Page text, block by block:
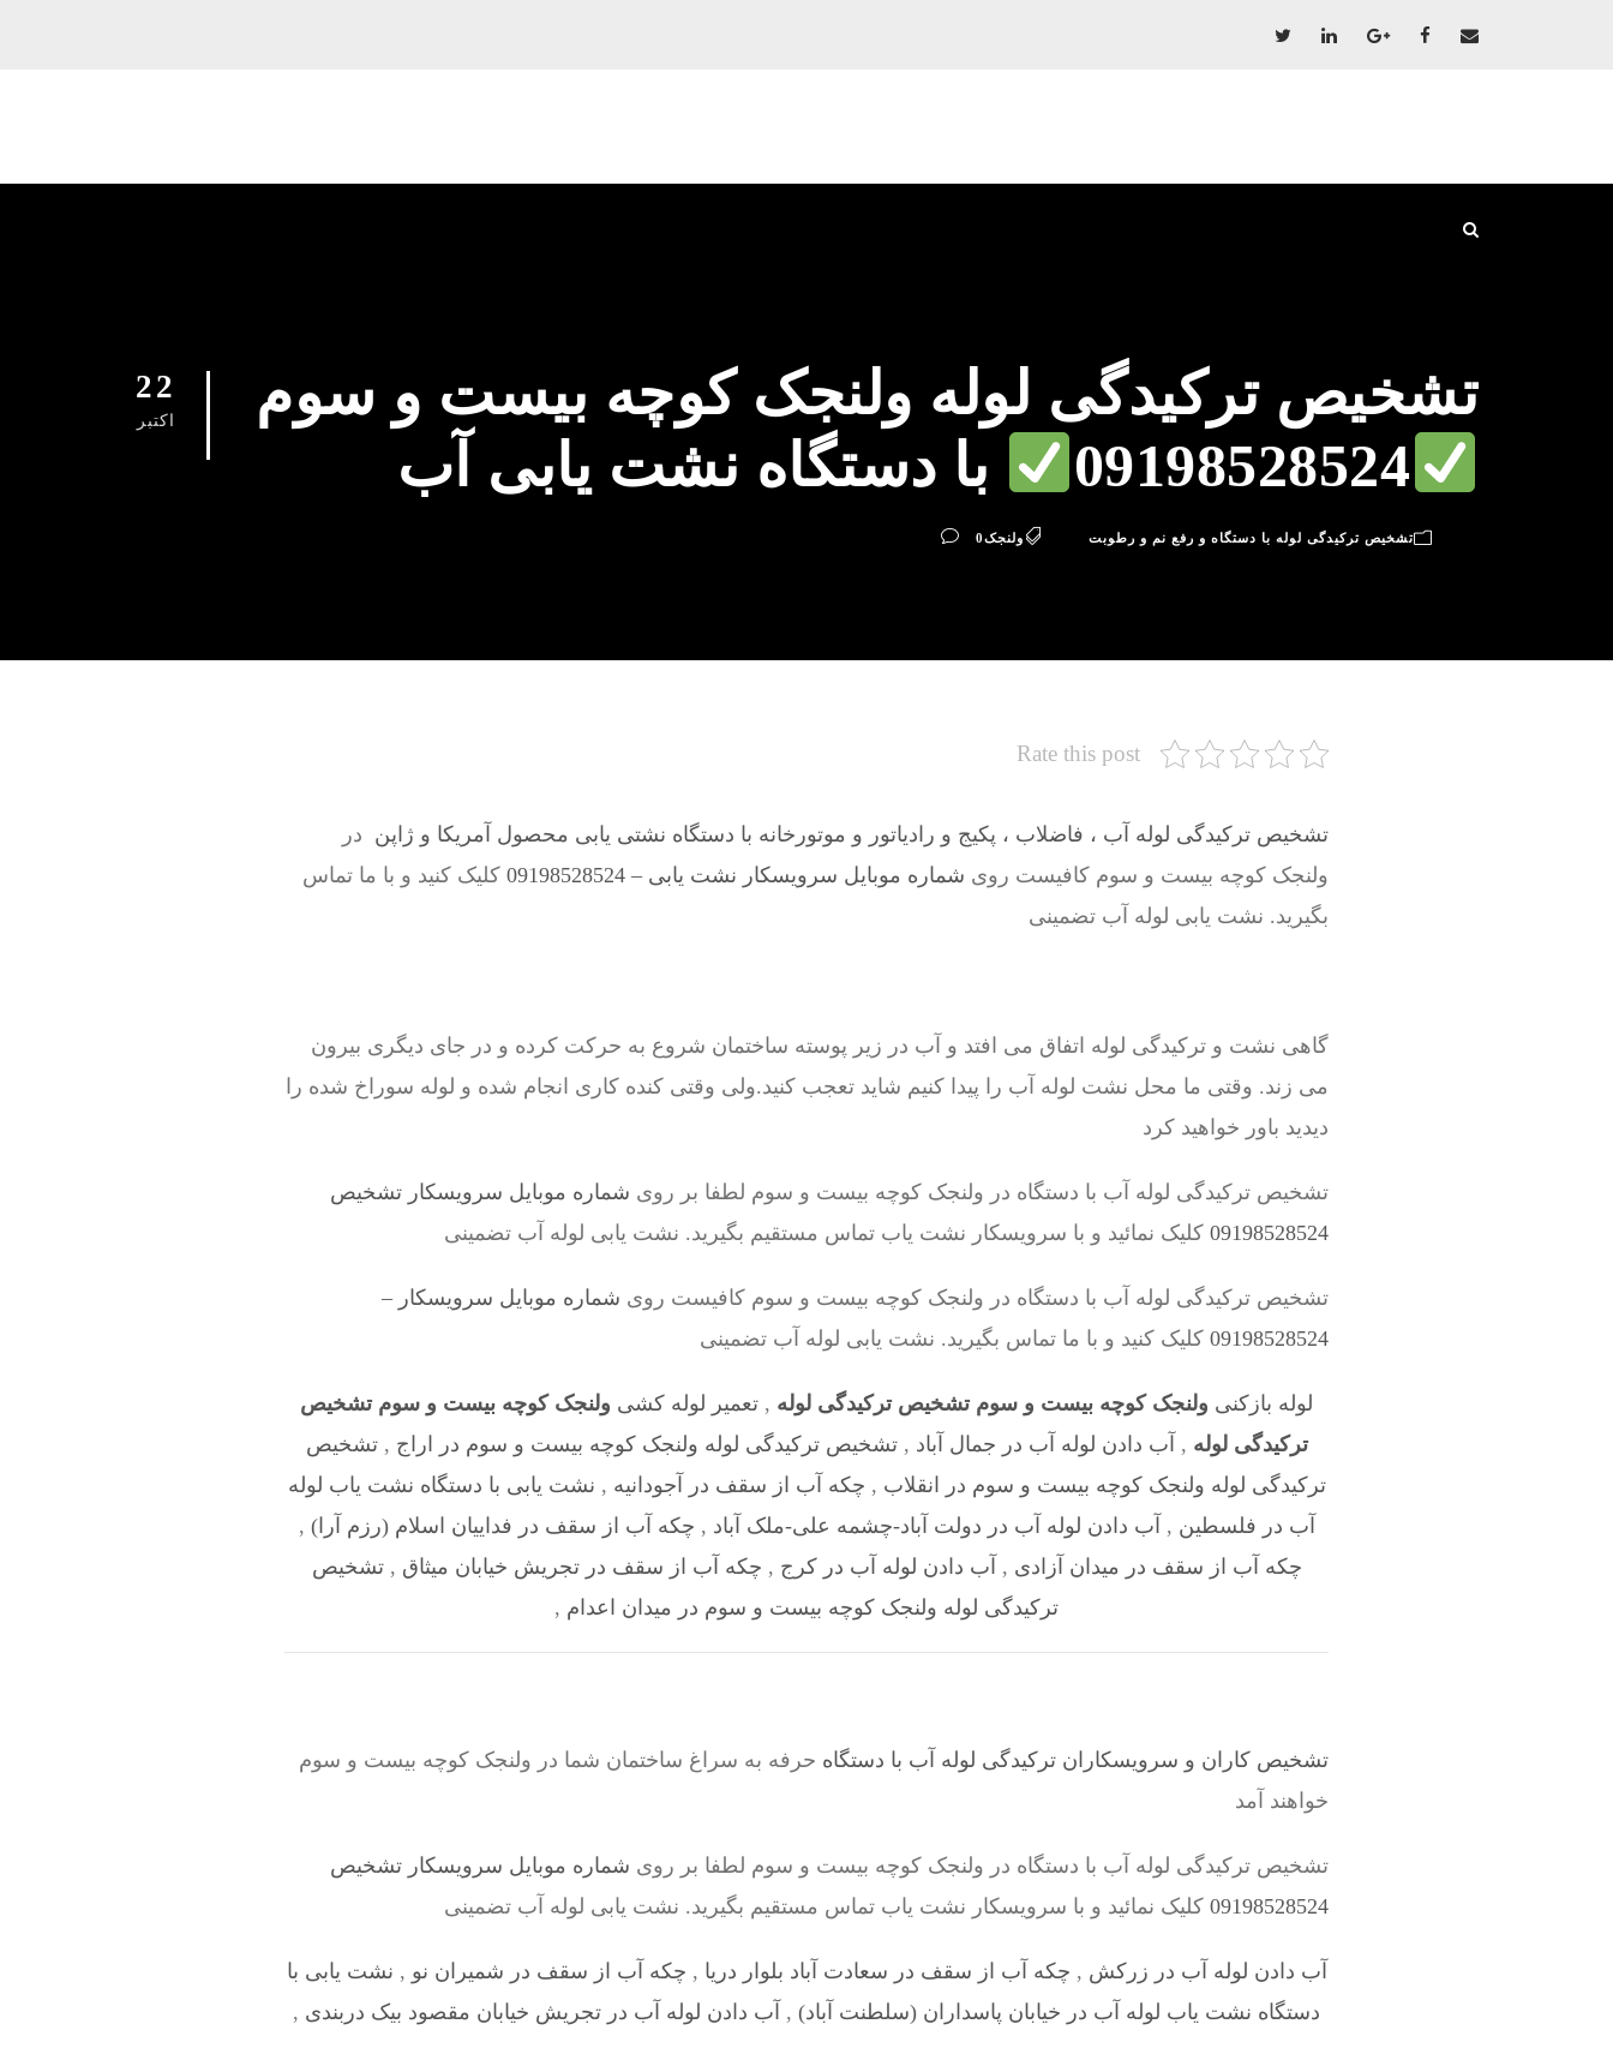
22
اکتبر
تشخیص ترکیدگی لوله ولنجک کوچه بیست و سوم
09198528524
با دستگاه نشت یابی آب
تشخیص ترکیدگی لوله با دستگاه و رفع نم و رطوبت ولنجک0
Rate this post
تشخیص ترکیدگی لوله آب ، فاضلاب ، پکیج و رادیاتور و موتورخانه با دستگاه نشتی یابی محصول آمریکا و ژاپن در
ولنجک کوچه بیست و سوم کافیست روی شماره موبایل سرویسکار نشت یابی – 09198528524
کلیک کنید و با ما تماس
بگیرید. نشت یابی لوله آب تضمینی
گاهی نشت و ترکیدگی لوله اتفاق می افتد و آب در زیر پوسته ساختمان شروع به حرکت کرده و در جای دیگری بیرون
می زند. وقتی ما محل نشت لوله آب را پیدا کنیم شاید تعجب کنید.ولی وقتی کنده کاری انجام شده و لوله سوراخ شده را
دیدید باور خواهید کرد
تشخیص ترکیدگی لوله آب با دستگاه در ولنجک کوچه بیست و سوم لطفا بر روی شماره موبایل سرویسکار تشخیص
09198528524 کلیک نمائید و با سرویسکار نشت یاب تماس مستقیم بگیرید. نشت یابی لوله آب تضمینی
تشخیص ترکیدگی لوله آب با دستگاه در ولنجک کوچه بیست و سوم کافیست روی شماره موبایل سرویسکار –
09198528524 کلیک کنید و با ما تماس بگیرید. نشت یابی لوله آب تضمینی
لوله بازکنی ولنجک کوچه بیست و سوم تشخیص ترکیدگی لوله , تعمیر لوله کشی ولنجک کوچه بیست و سوم تشخیص
ترکیدگی لوله , آب دادن لوله آب در جمال آباد ,تشخیص ترکیدگی لوله ولنجک کوچه بیست و سوم در اراج ,تشخیص
ترکیدگی لوله ولنجک کوچه بیست و سوم در انقلاب , چکه آب از سقف در آجودانیه , نشت یابی با دستگاه نشت یاب لوله
آب در فلسطین , آب دادن لوله آب در دولت آباد-چشمه علی-ملک آباد , چکه آب از سقف در فداییان اسلام (رزم آرا) ,
چکه آب از سقف در میدان آزادی , آب دادن لوله آب در کرج , چکه آب از سقف در تجریش خیابان میثاق ,تشخیص
ترکیدگی لوله ولنجک کوچه بیست و سوم در میدان اعدام ,
تشخیص کاران و سرویسکاران ترکیدگی لوله آب با دستگاه حرفه به سراغ ساختمان شما در ولنجک کوچه بیست و سوم
خواهند آمد
تشخیص ترکیدگی لوله آب با دستگاه در ولنجک کوچه بیست و سوم لطفا بر روی شماره موبایل سرویسکار تشخیص
09198528524 کلیک نمائید و با سرویسکار نشت یاب تماس مستقیم بگیرید. نشت یابی لوله آب تضمینی
آب دادن لوله آب در زرکش , چکه آب از سقف در سعادت آباد بلوار دریا , چکه آب از سقف در شمیران نو , نشت یابی با
دستگاه نشت یاب لوله آب در خیابان پاسداران (سلطنت آباد) , آب دادن لوله آب در تجریش خیابان مقصود بیک دربندی ,